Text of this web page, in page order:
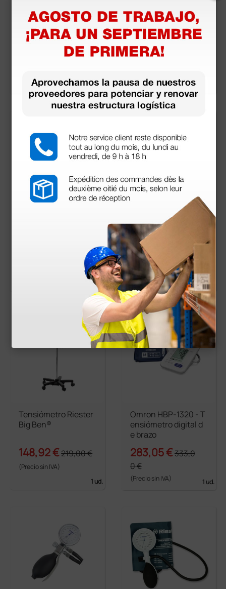
Omron HBP-1120 - T
ensiómetro digital d
e brazo
252,00 €
1 ud.
digital de muñeca O
mron RS4
51,00 €
1 ud.
aneroide Heine G7®
117,82 € 137,00 €
(Precio sin IVA)
1 ud.
Tensiómetro Riester
Big Ben®
148,92 €219,00 €
(Precio sin IVA)
1 ud.
más opciones
Omron HBP-1320 - T
ensiómetro digital d
e brazo
283,05 €333,0
0 €
(Precio sin IVA) 1 ud.